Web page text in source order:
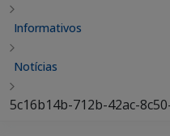
Informativos
Notícias
5c16b14b-712b-42ac-